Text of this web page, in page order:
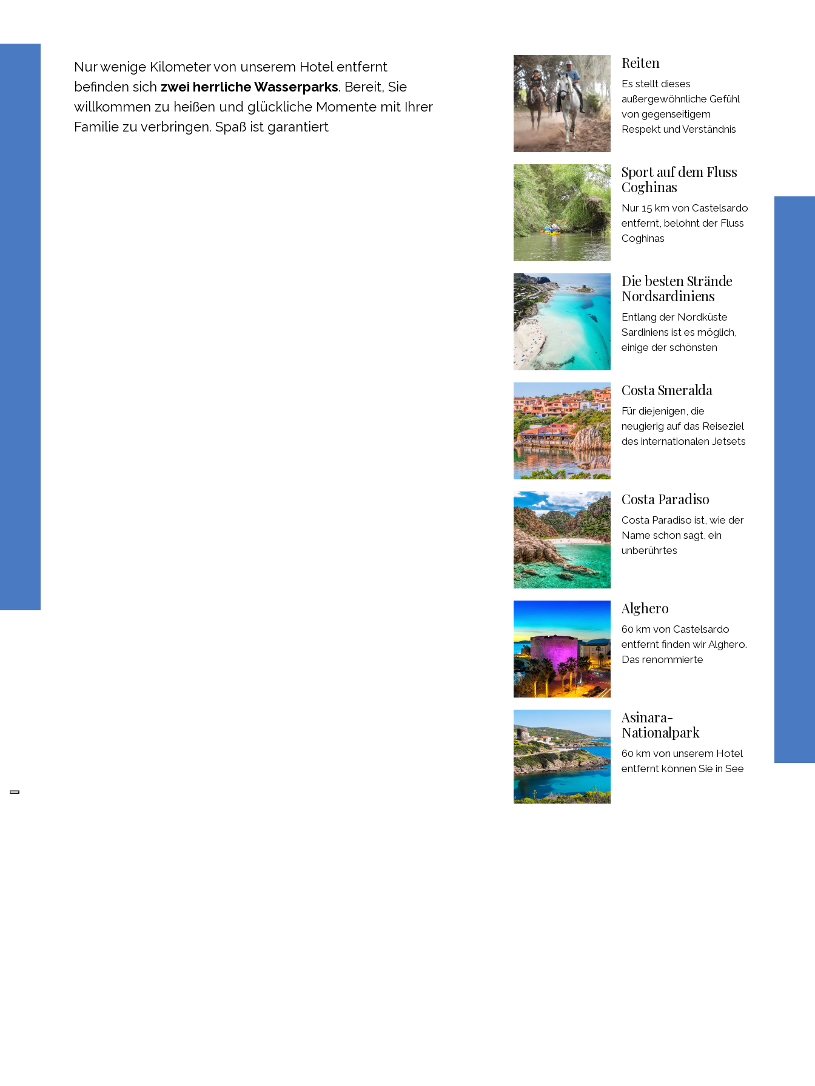
Nur wenige Kilometer von unserem Hotel entfernt
befinden sich zwei herrliche Wasserparks. Bereit, Sie
willkommen zu heißen und glückliche Momente mit Ihrer
Familie zu verbringen. Spaß ist garantiert
Reiten
Es stellt dieses
außergewöhnliche Gefühl
von gegenseitigem
Respekt und Verständnis
Sport auf dem Fluss
Coghinas
Nur 15 km von Castelsardo
entfernt, belohnt der Fluss
Coghinas
Die besten Strände
Nordsardiniens
Entlang der Nordküste
Sardiniens ist es möglich,
einige der schönsten
Costa Smeralda
Für diejenigen, die
neugierig auf das Reiseziel
des internationalen Jetsets
Costa Paradiso
Costa Paradiso ist, wie der
Name schon sagt, ein
unberührtes
Alghero
60 km von Castelsardo
entfernt finden wir Alghero.
Das renommierte
Asinara-
Nationalpark
60 km von unserem Hotel
entfernt können Sie in See